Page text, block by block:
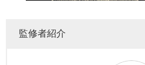
監修者紹介